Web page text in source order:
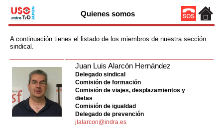
Quienes somos
A continuación tienes el listado de los miembros de nuestra sección
sindical.
Juan Luis Alarcón Hernández
Delegado sindical
Comisión de formación
Comisión de viajes, desplazamientos y
dietas
Comisión de igualdad
Delegado de prevención
jlalarcon@indra.es